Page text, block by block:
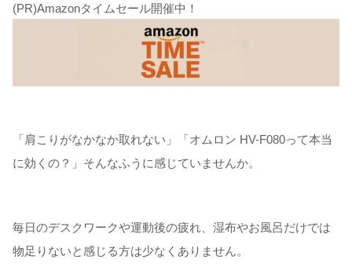
(PR)Amazonタイムセール開催中！
「肩こりがなかなか取れない」「オムロン HV-F080って本当
に効くの？」そんなふうに感じていませんか。
毎日のデスクワークや運動後の疲れ、湿布やお風呂だけでは
物足りないと感じる方は少なくありません。